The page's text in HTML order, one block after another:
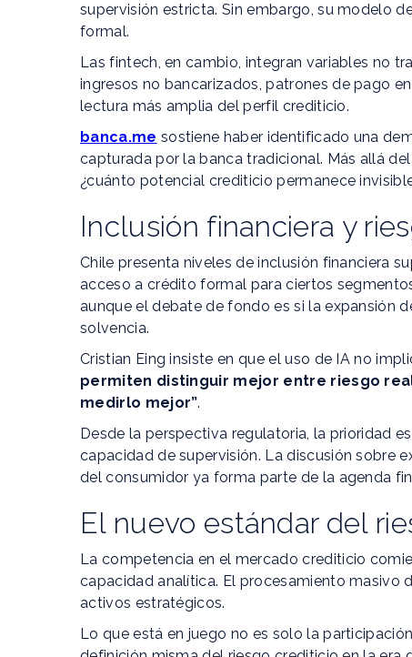
supervisión estricta. Sin embargo, su modelo
formal.
Las fintech, en cambio, integran variables no
ingresos no bancarizados, patrones de pago
lectura más amplia del perfil crediticio.
banca.me sostiene haber identificado una
capturada por la banca tradicional. Más allá
¿cuánto potencial crediticio permanece
Inclusión financiera y
Chile presenta niveles de inclusión financiera
acceso a crédito formal para ciertos
aunque el debate de fondo es si la expansión
solvencia.
Cristian Eing insiste en que el uso de IA no
permiten distinguir mejor entre riesgo
medirlo mejor”.
Desde la perspectiva regulatoria, la prioridad
capacidad de supervisión. La discusión sobre
del consumidor ya forma parte de la agenda
El nuevo estándar del
La competencia en el mercado crediticio
capacidad analítica. El procesamiento masivo
activos estratégicos.
Lo que está en juego no es solo la